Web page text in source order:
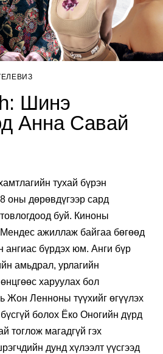
Шинэ
Анна Савай
тухай бүрэн
оны дөрөвдүгээр сард
буй. Киноны
ажиллаж байгаа бөгөөд
ангиас бүрдэх юм. Анги бүр
амьдрал, урлагийн
харуулах бол
Жон Ленноны түүхийг өгүүлэх
болох Ёко Оногийн дүрд
тоглож магадгүй гэх
дунд хүлээлт үүсгээд